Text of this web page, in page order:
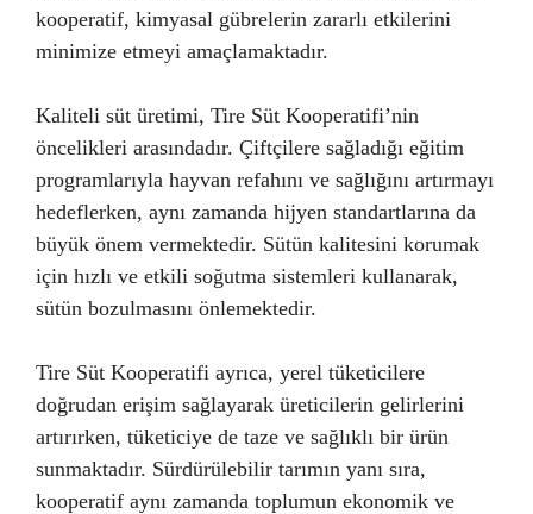
kooperatif, kimyasal gübrelerin zararlı etkilerini
minimize etmeyi amaçlamaktadır.
Kaliteli süt üretimi, Tire Süt Kooperatifi’nin
öncelikleri arasındadır. Çiftçilere sağladığı eğitim
programlarıyla hayvan refahını ve sağlığını artırmayı
hedeflerken, aynı zamanda hijyen standartlarına da
büyük önem vermektedir. Sütün kalitesini korumak
için hızlı ve etkili soğutma sistemleri kullanarak,
sütün bozulmasını önlemektedir.
Tire Süt Kooperatifi ayrıca, yerel tüketicilere
doğrudan erişim sağlayarak üreticilerin gelirlerini
artırırken, tüketiciye de taze ve sağlıklı bir ürün
sunmaktadır. Sürdürülebilir tarımın yanı sıra,
kooperatif aynı zamanda toplumun ekonomik ve